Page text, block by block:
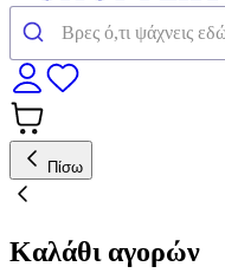
Πίσω
Καλάθι αγορών